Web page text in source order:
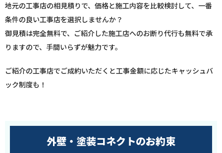
地元の工事店の相見積りで、価格と施工内容を比較検討して、一番
条件の良い工事店を選択しませんか？
御見積は完全無料で、ご紹介した施工店へのお断り代行も無料で承
りますので、手間いらずが魅力です。
ご紹介の工事店でご成約いただくと工事金額に応じたキャッシュバ
ック制度も！
外壁・塗装コネクトのお約束